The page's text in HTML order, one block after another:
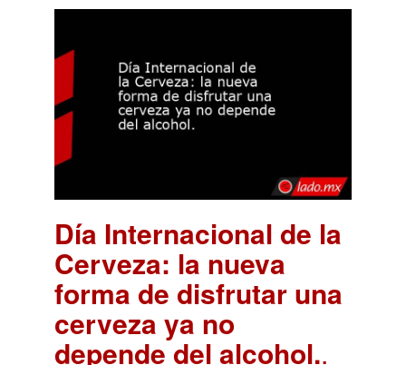
Día Internacional de la
Cerveza: la nueva
forma de disfrutar una
cerveza ya no
depende del alcohol..